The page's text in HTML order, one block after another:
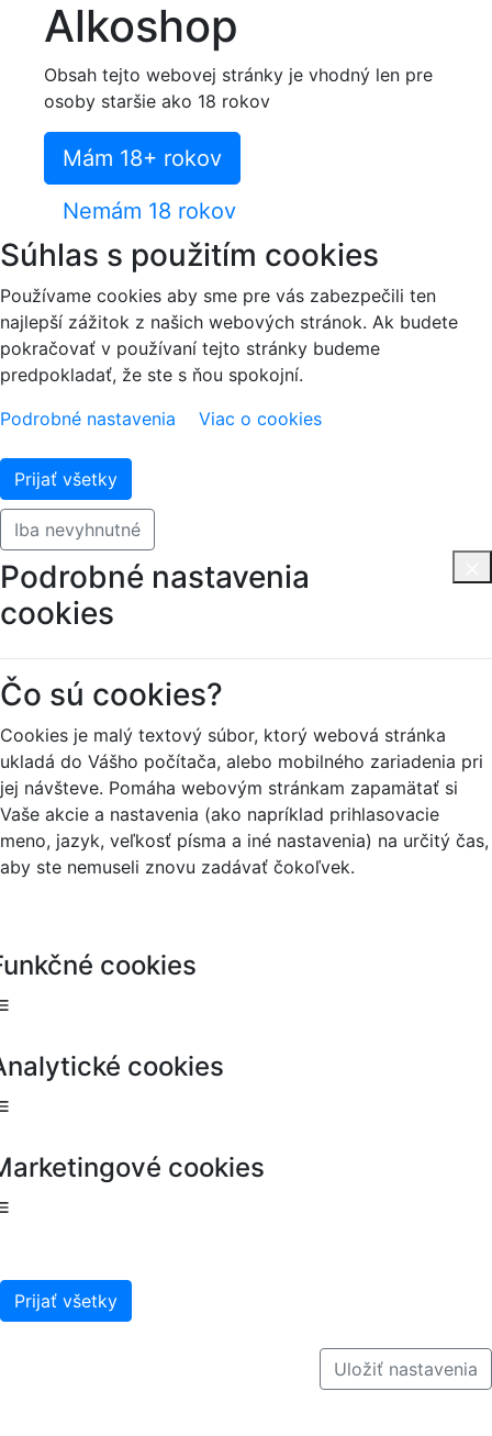
Alkoshop
Obsah tejto webovej stránky je vhodný len pre
osoby staršie ako 18 rokov
Mám 18+ rokov
Nemám 18 rokov
Súhlas s použitím cookies
Používame cookies aby sme pre vás zabezpečili ten
najlepší zážitok z našich webových stránok. Ak budete
pokračovať v používaní tejto stránky budeme
predpokladať, že ste s ňou spokojní.
Podrobné nastavenia
Viac o cookies
Prijať všetky
Iba nevyhnutné
Podrobné nastavenia
cookies
Čo sú cookies?
Cookies je malý textový súbor, ktorý webová stránka
ukladá do Vášho počítača, alebo mobilného zariadenia pri
jej návšteve. Pomáha webovým stránkam zapamätať si
Vaše akcie a nastavenia (ako napríklad prihlasovacie
meno, jazyk, veľkosť písma a iné nastavenia) na určitý čas,
aby ste nemuseli znovu zadávať čokoľvek.
cookies
cookies
cookies
Prijať všetky
Uložiť nastavenia